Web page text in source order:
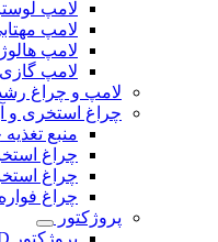
لامپ
لامپ
لامپ
لامپ گازی
لامپ و چراغ
چراغ استخری و
منبع
چراغ
چراغ
چراغ
پروژکتور